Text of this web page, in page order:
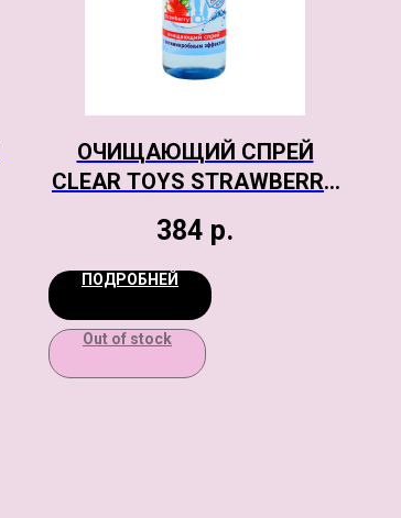
ОЧИЩАЮЩИЙ СПРЕЙ
CLEAR TOYS STRAWBERRY
ЭФФЕКТОМ, 100 МЛ
384 р.
ПОДРОБНЕЙ
Out of stock